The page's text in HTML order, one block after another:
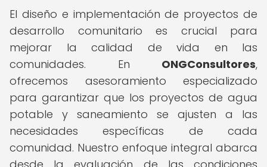
El diseño e implementación de proyectos de
desarrollo comunitario es crucial para
mejorar la calidad de vida en las
comunidades. En ONGConsultores,
ofrecemos asesoramiento especializado
para garantizar que los proyectos de agua
potable y saneamiento se ajusten a las
necesidades específicas de cada
comunidad. Nuestro enfoque integral abarca